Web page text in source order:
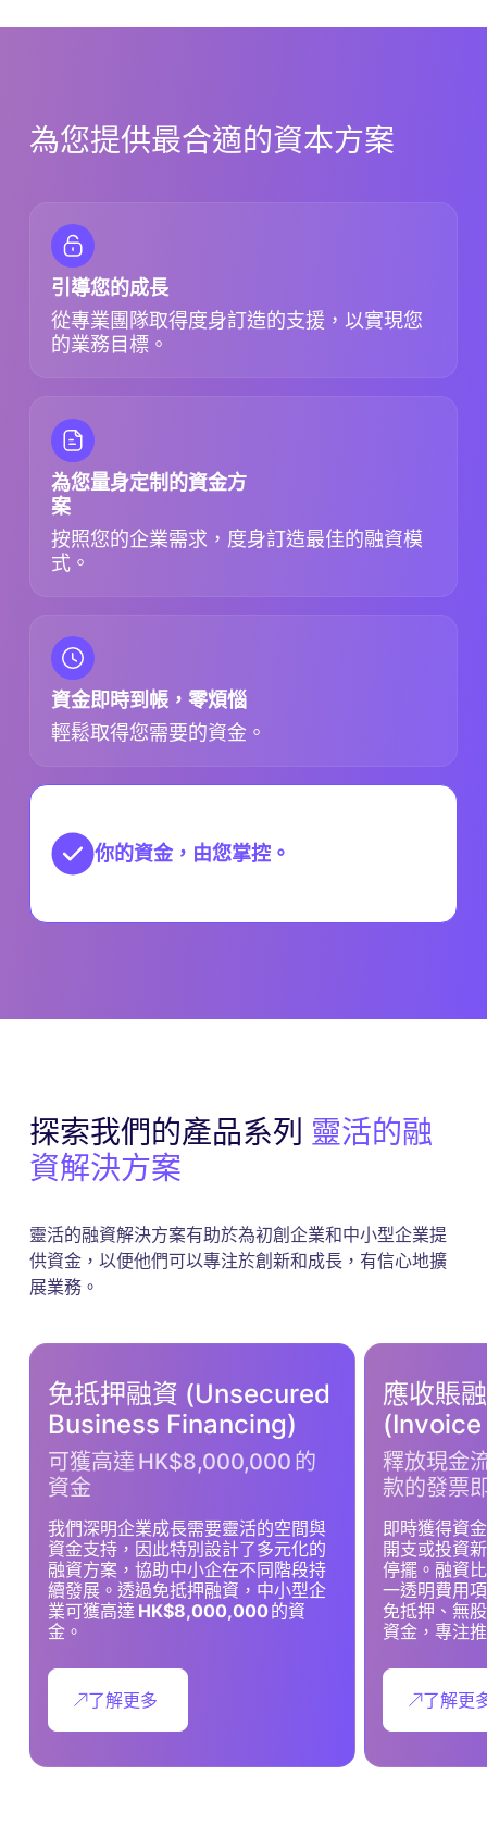
為您提供最合適的資本方案
引導您的成長
從專業團隊取得度身訂造的支援，以實現您
的業務目標。
為您量身定制的資金方
案
按照您的企業需求，度身訂造最佳的融資模
式。
資金即時到帳，零煩惱
輕鬆取得您需要的資金。
你的資金，由您掌控。
探索我們的產品系列 靈活的融
資解決方案
靈活的融資解決方案有助於為初創企業和中小型企業提
供資金，以便他們可以專注於創新和成長，有信心地擴
展業務。
免抵押融資 (Unsecured
Business Financing)
可獲高達 HK$8,000,000 的
資金
我們深明企業成長需要靈活的空間與
資金支持，因此特別設計了多元化的
融資方案，協助中小企在不同階段持
續發展。透過免抵押融資，中小型企
業可獲高達 HK$8,000,000的資
金。
了解更多
應收賬
釋放現金
款的發票
即時獲得資
開支或投資
停擺。融資
一透明費用
免抵押、無
資金，專注
了解更